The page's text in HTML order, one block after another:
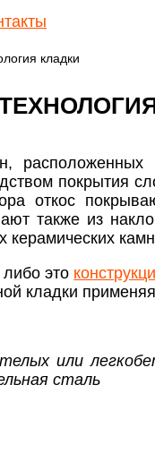
кладки
покрытия
откос
также из
керамических
либо это
кладки применяя
или
сталь